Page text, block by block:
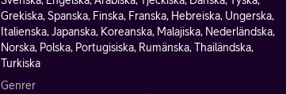
Grekiska, Spanska, Finska, Franska, Hebreiska, Ungerska,
Italienska, Japanska, Koreanska, Malajiska, Nederländska,
Norska, Polska, Portugisiska, Rumänska, Thailändska,
Turkiska
Genrer